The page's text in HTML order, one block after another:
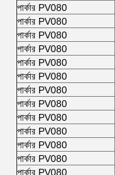
পার্কার PV080
পার্কার PV080
পার্কার PV080
পার্কার PV080
পার্কার PV080
পার্কার PV080
পার্কার PV080
পার্কার PV080
পার্কার PV080
পার্কার PV080
পার্কার PV080
পার্কার PV080
পার্কার PV080